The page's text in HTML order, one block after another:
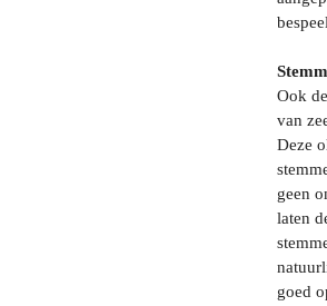
Ook
van
Deze
geen
laten
goed